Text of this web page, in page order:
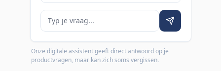
Je vraag
Onze digitale assistent geeft direct antwoord op je
productvragen, maar kan zich soms vergissen.